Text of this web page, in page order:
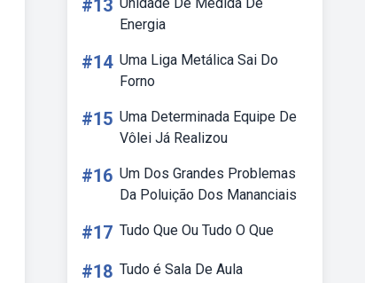
#13
Energia
#14 Uma Liga Metálica Sai Do
Forno
#15 Uma Determinada Equipe De
Vôlei Já Realizou
#16 Um Dos Grandes Problemas
Da Poluição Dos Mananciais
#17 Tudo Que Ou Tudo O Que
#18 Tudo é Sala De Aula